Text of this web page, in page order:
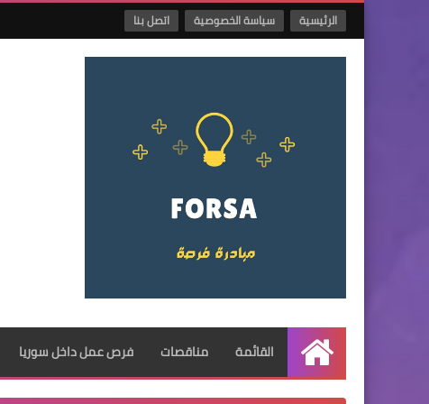
الرئيسية سياسة الخصوصية اتصل بنا
الرئيسية
القائمة مناقصات فرص عمل داخل سوريا